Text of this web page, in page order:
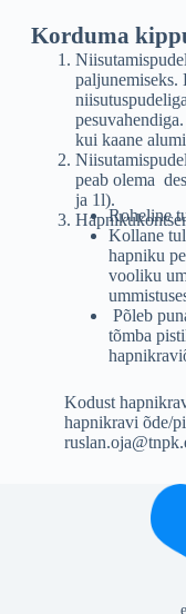
Korduma
paljunemiseks.
kui kaane
peab olema
ja 1l).
Roheline
Kollane
hapniku
vooliku
Põleb
tõmba
Kodust
hapnikravi õde/